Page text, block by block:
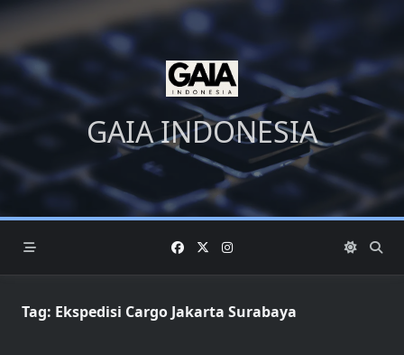
Skip
content
GAIA INDONESIA
Tag: Ekspedisi Cargo Jakarta Surabaya